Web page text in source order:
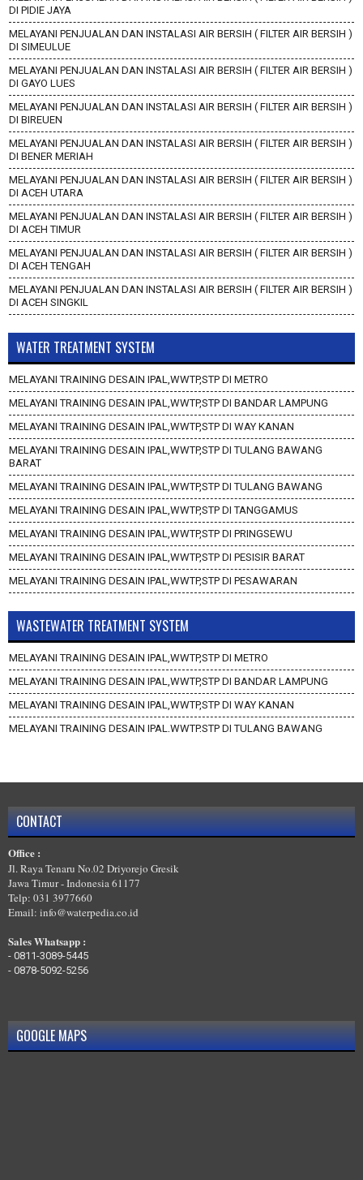
DI PIDIE JAYA
MELAYANI PENJUALAN DAN INSTALASI AIR BERSIH ( FILTER AIR BERSIH )
DI SIMEULUE
MELAYANI PENJUALAN DAN INSTALASI AIR BERSIH ( FILTER AIR BERSIH )
DI GAYO LUES
MELAYANI PENJUALAN DAN INSTALASI AIR BERSIH ( FILTER AIR BERSIH )
DI BIREUEN
MELAYANI PENJUALAN DAN INSTALASI AIR BERSIH ( FILTER AIR BERSIH )
DI BENER MERIAH
MELAYANI PENJUALAN DAN INSTALASI AIR BERSIH ( FILTER AIR BERSIH )
DI ACEH UTARA
MELAYANI PENJUALAN DAN INSTALASI AIR BERSIH ( FILTER AIR BERSIH )
DI ACEH TIMUR
MELAYANI PENJUALAN DAN INSTALASI AIR BERSIH ( FILTER AIR BERSIH )
DI ACEH TENGAH
MELAYANI PENJUALAN DAN INSTALASI AIR BERSIH ( FILTER AIR BERSIH )
DI ACEH SINGKIL
WATER TREATMENT SYSTEM
MELAYANI TRAINING DESAIN IPAL,WWTP,STP DI METRO
MELAYANI TRAINING DESAIN IPAL,WWTP,STP DI BANDAR LAMPUNG
MELAYANI TRAINING DESAIN IPAL,WWTP,STP DI WAY KANAN
MELAYANI TRAINING DESAIN IPAL,WWTP,STP DI TULANG BAWANG
BARAT
MELAYANI TRAINING DESAIN IPAL,WWTP,STP DI TULANG BAWANG
MELAYANI TRAINING DESAIN IPAL,WWTP,STP DI TANGGAMUS
MELAYANI TRAINING DESAIN IPAL,WWTP,STP DI PRINGSEWU
MELAYANI TRAINING DESAIN IPAL,WWTP,STP DI PESISIR BARAT
MELAYANI TRAINING DESAIN IPAL,WWTP,STP DI PESAWARAN
WASTEWATER TREATMENT SYSTEM
MELAYANI TRAINING DESAIN IPAL,WWTP,STP DI METRO
MELAYANI TRAINING DESAIN IPAL,WWTP,STP DI BANDAR LAMPUNG
MELAYANI TRAINING DESAIN IPAL,WWTP,STP DI WAY KANAN
MELAYANI TRAINING DESAIN IPAL,WWTP,STP DI TULANG BAWANG
MELAYANI TRAINING DESAIN IPAL,WWTP,STP DI PESISIR BARAT
MELAYANI TRAINING DESAIN IPAL,WWTP,STP DI PESAWARAN
CONTACT
Office :
Jl. Raya Tenaru No.02 Driyorejo Gresik
Jawa Timur - Indonesia 61177
Telp: 031 3977660
Email: info@waterpedia.co.id
Sales Whatsapp :
- 0811-3089-5445
- 0878-5092-5256
GOOGLE MAPS